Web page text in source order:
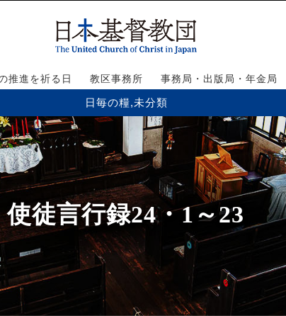
推進を祈る日 教区事務所 事務局・出版局・年金局
日毎の糧,未分類
使徒言行録24・1～23